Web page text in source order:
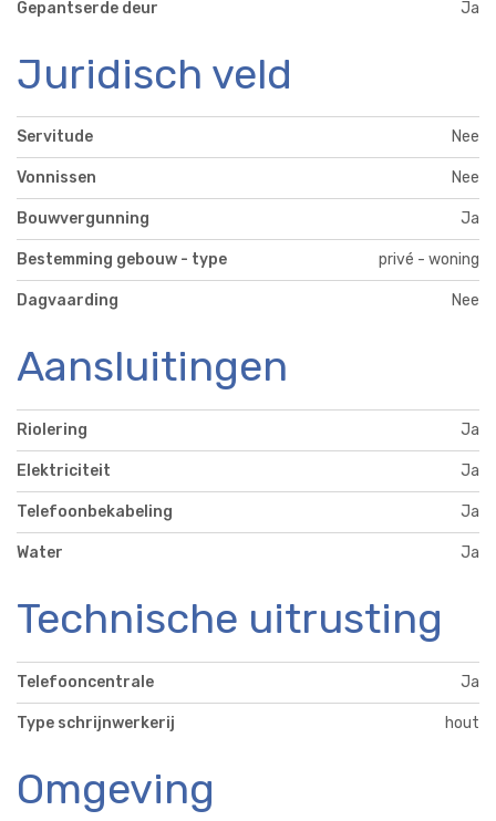
Gepantserde deur Ja
Juridisch veld
Servitude Nee
Vonnissen Nee
Bouwvergunning Ja
Bestemming gebouw - type privé - woning
Dagvaarding Nee
Aansluitingen
Riolering Ja
Elektriciteit Ja
Telefoonbekabeling Ja
Water Ja
Technische uitrusting
Telefooncentrale Ja
Type schrijnwerkerij hout
Omgeving